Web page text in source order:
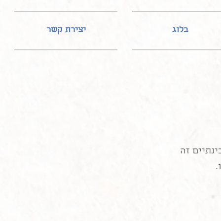
בלוג יצירת קשר
זה